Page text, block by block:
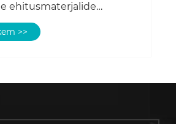
ehitusmaterjalide
>>